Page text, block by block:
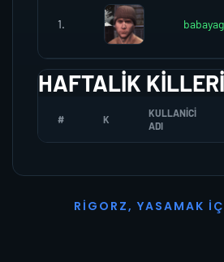
1.
HAFTALIK KILLERI
# K
KULLANICI
ADI
R I G O R Z, YASAMAK İ Ç